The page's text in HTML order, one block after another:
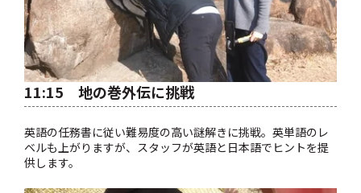
11:15 地の巻外伝に挑戦
英語の任務書に従い難易度の高い謎解きに挑戦。英単語のレ
ベルも上がりますが、スタッフが英語と日本語でヒントを提
供します。